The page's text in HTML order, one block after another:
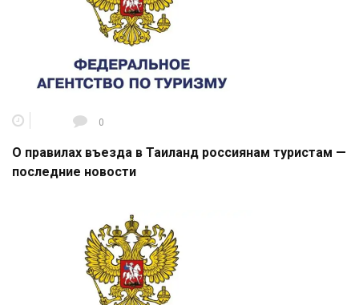
0
О правилах въезда в Таиланд россиянам туристам —
последние новости